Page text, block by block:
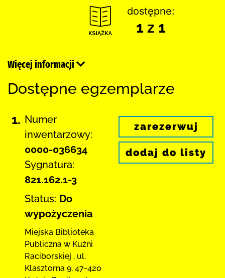
dostępne:
1 z 1
Więcej informacji
Dostępne egzemplarze
1. Numer
inwentarzowy:
0000-036634
Sygnatura:
821.162.1-3
Status: Do
wypożyczenia
Miejska Biblioteka
Publiczna w Kuźni
Raciborskiej , ul.
Klasztorna 9, 47-420
zarezerwuj
dodaj do listy